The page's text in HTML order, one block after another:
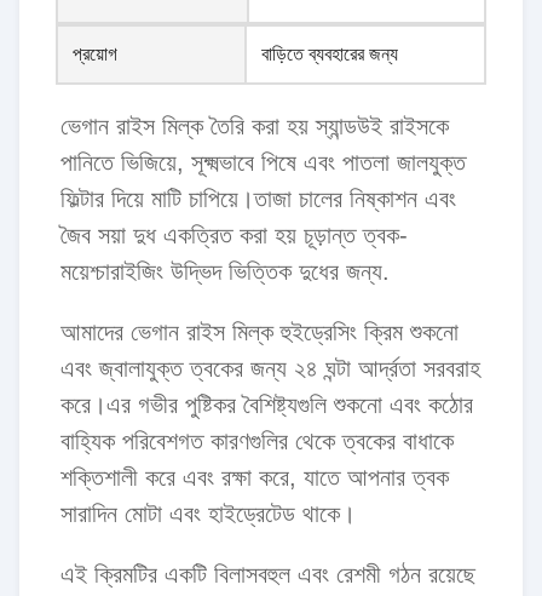
প্রয়োগ বাড়িতে ব্যবহারের জন্য
ভেগান রাইস মিল্ক তৈরি করা হয় স্যান্ডউই রাইসকে
পানিতে ভিজিয়ে, সূক্ষ্মভাবে পিষে এবং পাতলা জালযুক্ত
ফিল্টার দিয়ে মাটি চাপিয়ে।তাজা চালের নিষ্কাশন এবং
জৈব সয়া দুধ একত্রিত করা হয় চূড়ান্ত ত্বক-
ময়েশ্চারাইজিং উদ্ভিদ ভিত্তিক দুধের জন্য.
আমাদের ভেগান রাইস মিল্ক হুইড্রেসিং ক্রিম শুকনো
এবং জ্বালাযুক্ত ত্বকের জন্য ২৪ ঘন্টা আর্দ্রতা সরবরাহ
করে।এর গভীর পুষ্টিকর বৈশিষ্ট্যগুলি শুকনো এবং কঠোর
বাহ্যিক পরিবেশগত কারণগুলির থেকে ত্বকের বাধাকে
শক্তিশালী করে এবং রক্ষা করে, যাতে আপনার ত্বক
সারাদিন মোটা এবং হাইড্রেটেড থাকে।
এই ক্রিমটির একটি বিলাসবহুল এবং রেশমী গঠন রয়েছে